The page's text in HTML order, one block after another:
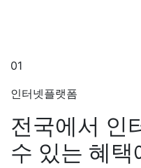
01
인터넷플랫폼
전국에서 인
수 있는 혜택